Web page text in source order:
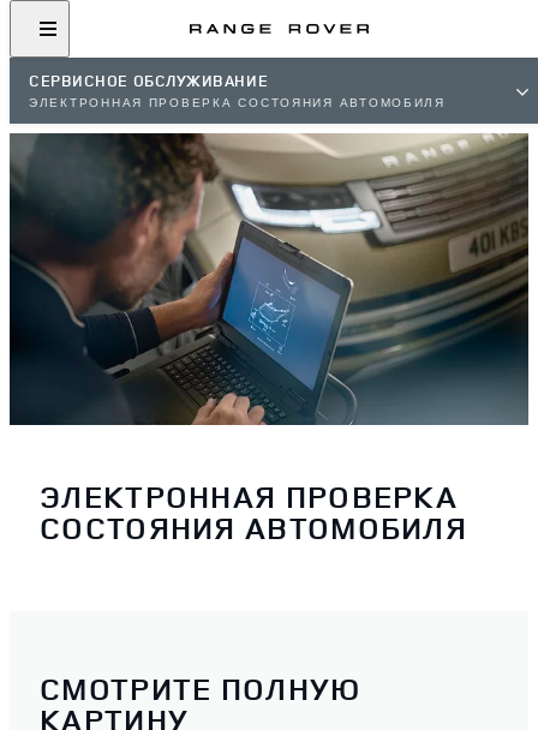
СЕРВИСНОЕ ОБСЛУЖИВАНИЕ
ЭЛЕКТРОННАЯ ПРОВЕРКА СОСТОЯНИЯ АВТОМОБИЛЯ
ЭЛЕКТРОННАЯ ПРОВЕРКА
СОСТОЯНИЯ АВТОМОБИЛЯ
СМОТРИТЕ ПОЛНУЮ
КАРТИНУ